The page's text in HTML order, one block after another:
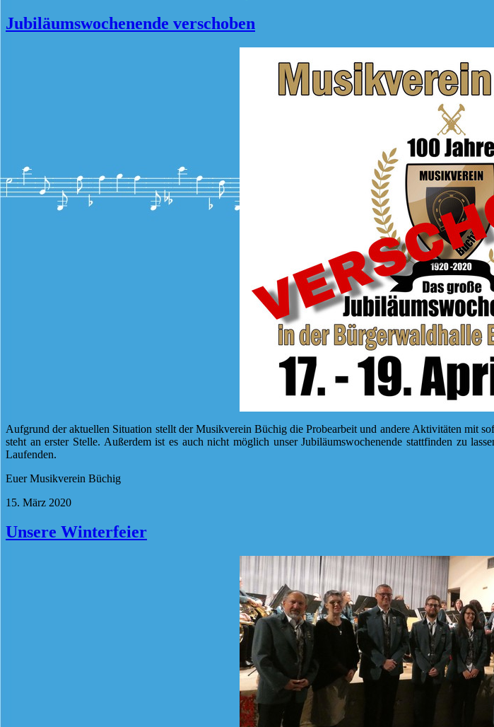
Jubiläumswochenende verschoben
Aufgrund der aktuellen Situation stellt der Musikverein Büchig die Probearbeit und andere Aktivitäten mit
steht an erster Stelle. Außerdem ist es auch nicht möglich unser Jubiläumswochenende stattfinden zu
Laufenden.
Euer Musikverein Büchig
15. März 2020
Unsere Winterfeier